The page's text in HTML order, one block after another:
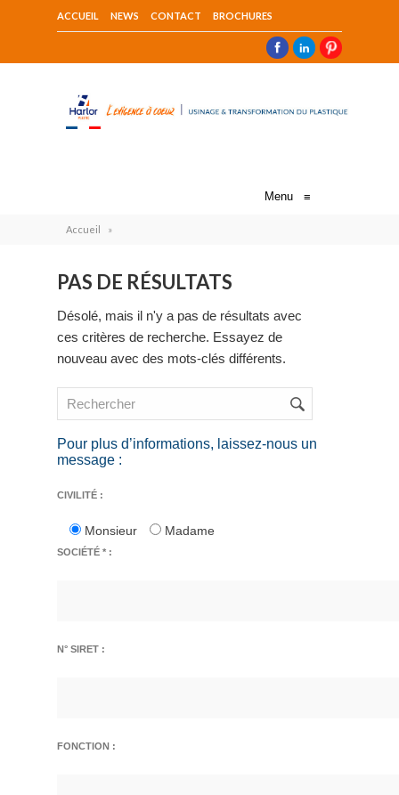
ACCUEIL NEWS CONTACT BROCHURES
Menu ≡
Accueil »
PAS DE RÉSULTATS
Désolé, mais il n'y a pas de résultats avec
ces critères de recherche. Essayez de
nouveau avec des mots-clés différents.
Pour plus d’informations, laissez-nous un
message :
CIVILITÉ :
Monsieur Madame
SOCIÉTÉ * :
N° SIRET :
FONCTION :